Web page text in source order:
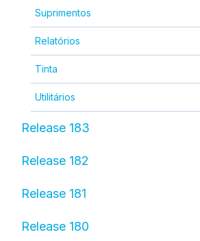
Suprimentos
Relatórios
Tinta
Utilitários
Release 183
Release 182
Release 181
Release 180